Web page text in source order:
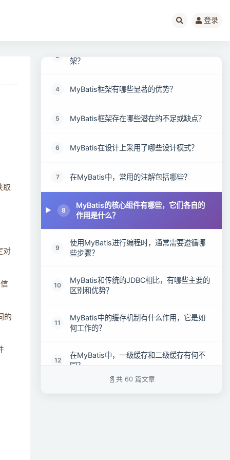
登录
取
对
的
请简述MyBatis框架的基本概念。
3
架？
4 MyBatis框架有哪些显著的优势？
5 MyBatis框架存在哪些潜在的不足或缺点？
6 MyBatis在设计上采用了哪些设计模式？
7 在MyBatis中，常用的注解包括哪些？
8
MyBatis的核心组件有哪些，它们各自的
作用是什么？
9
使用MyBatis进行编程时，通常需要遵循哪
些步骤？
10
MyBatis和传统的JDBC相比，有哪些主要的
区别和优势？
11
MyBatis中的缓存机制有什么作用，它是如
何工作的？
12
在MyBatis中，一级缓存和二级缓存有何不
同？
共 60 篇文章